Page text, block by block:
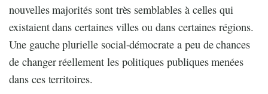
nouvelles majorités sont très semblables à celles qui
existaient dans certaines villes ou dans certaines régions.
Une gauche plurielle social-démocrate a peu de chances
de changer réellement les politiques publiques menées
dans ces territoires.